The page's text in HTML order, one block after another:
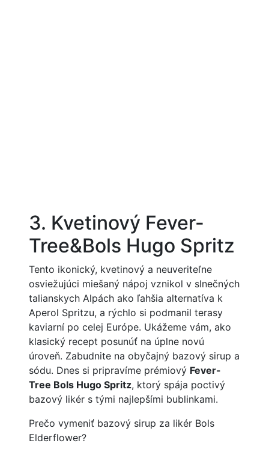
3. Kvetinový Fever-
Tree&Bols Hugo Spritz
Tento ikonický, kvetinový a neuveriteľne
osviežujúci miešaný nápoj vznikol v slnečných
talianskych Alpách ako ľahšia alternatíva k
Aperol Spritzu, a rýchlo si podmanil terasy
kaviarní po celej Európe. Ukážeme vám, ako
klasický recept posunúť na úplne novú
úroveň. Zabudnite na obyčajný bazový sirup a
sódu. Dnes si pripravíme prémiový Fever-
Tree Bols Hugo Spritz, ktorý spája poctivý
bazový likér s tými najlepšími bublinkami.
Prečo vymeniť bazový sirup za likér Bols
Elderflower?